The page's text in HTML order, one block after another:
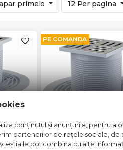
primele 12 Per pagina
PE COMANDA
conținutul și anunțurile, pentru a
partenerilor de rețele sociale,
le pot combina cu alte